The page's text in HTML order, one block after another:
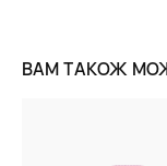
ВАМ ТАКОЖ